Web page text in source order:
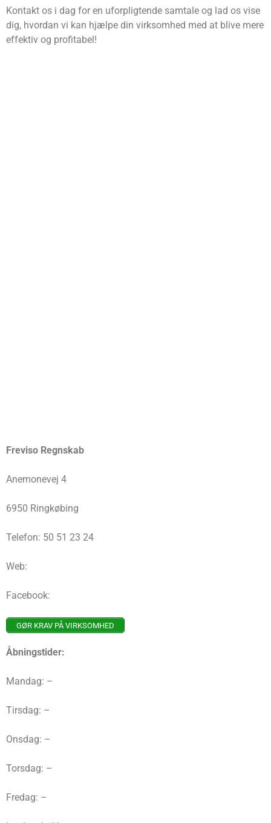
Kontakt os i dag for en uforpligtende samtale og lad os vise
dig, hvordan vi kan hjælpe din virksomhed med at blive mere
effektiv og profitabel!
Freviso Regnskab
Anemonevej 4
6950 Ringkøbing
Telefon: 50 51 23 24
Web:
Facebook:
GØR KRAV PÅ VIRKSOMHED
Åbningstider:
Mandag: –
Tirsdag: –
Onsdag: –
Torsdag: –
Fredag: –